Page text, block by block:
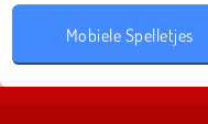
Mobiele Spelletjes